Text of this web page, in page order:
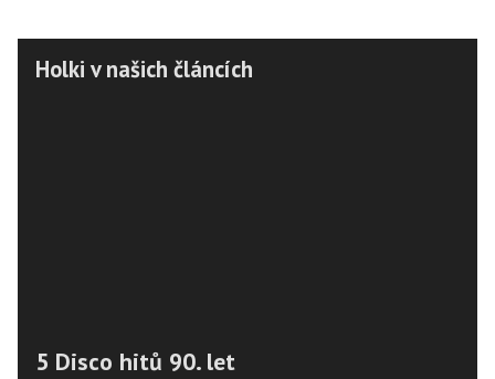
Holki v našich článcích
5 Disco hitů 90. let